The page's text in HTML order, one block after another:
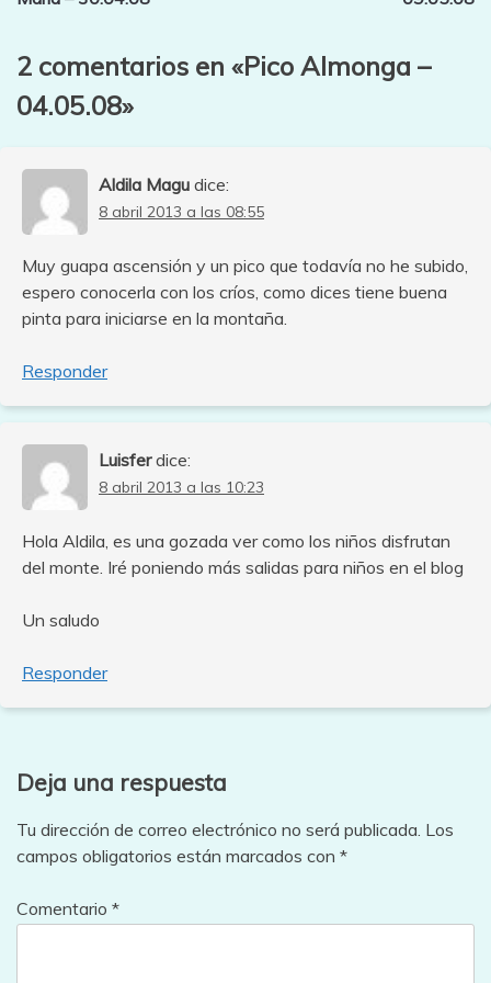
2 comentarios en «Pico Almonga –
04.05.08»
Aldila Magu dice:
8 abril 2013 a las 08:55
Muy guapa ascensión y un pico que todavía no he subido,
espero conocerla con los críos, como dices tiene buena
pinta para iniciarse en la montaña.
Responder
Luisfer dice:
8 abril 2013 a las 10:23
Hola Aldila, es una gozada ver como los niños disfrutan
del monte. Iré poniendo más salidas para niños en el blog
Un saludo
Responder
Deja una respuesta
Tu dirección de correo electrónico no será publicada. Los
campos obligatorios están marcados con *
Comentario *